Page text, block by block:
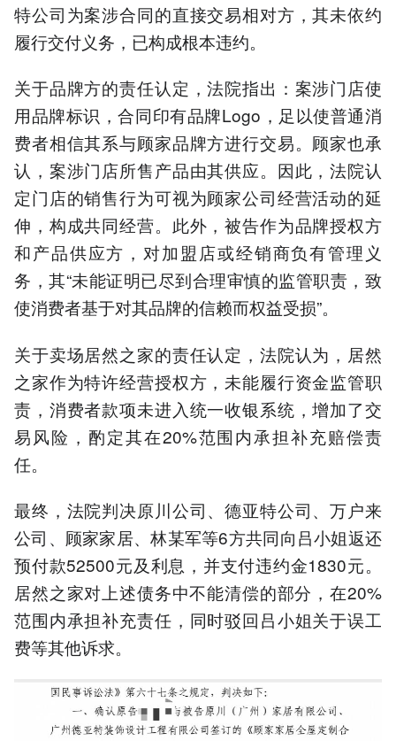
特公司为案涉合同的直接交易相对方，其未依约
履行交付义务，已构成根本违约。
关于品牌方的责任认定，法院指出：案涉门店使
用品牌标识，合同印有品牌Logo，足以使普通消
费者相信其系与顾家品牌方进行交易。顾家也承
认，案涉门店所售产品由其供应。因此，法院认
定门店的销售行为可视为顾家公司经营活动的延
伸，构成共同经营。此外，被告作为品牌授权方
和产品供应方，对加盟店或经销商负有管理义
务，其“未能证明已尽到合理审慎的监管职责，致
使消费者基于对其品牌的信赖而权益受损”。
关于卖场居然之家的责任认定，法院认为，居然
之家作为特许经营授权方，未能履行资金监管职
责，消费者款项未进入统一收银系统，增加了交
易风险，酌定其在20%范围内承担补充赔偿责
任。
最终，法院判决原川公司、德亚特公司、万户来
公司、顾家家居、林某军等6方共同向吕小姐返还
预付款52500元及利息，并支付违约金1830元。
居然之家对上述债务中不能清偿的部分，在20%
范围内承担补充责任，同时驳回吕小姐关于误工
费等其他诉求。